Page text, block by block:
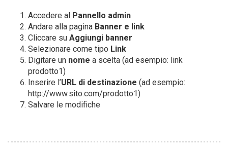
Accedere al Pannello admin
Andare alla pagina Banner e link
Cliccare su Aggiungi banner
Selezionare come tipo Link
Digitare un nome a scelta (ad esempio: link
prodotto1)
Inserire l’URL di destinazione (ad esempio:
http://www.sito.com/prodotto1)
Salvare le modifiche